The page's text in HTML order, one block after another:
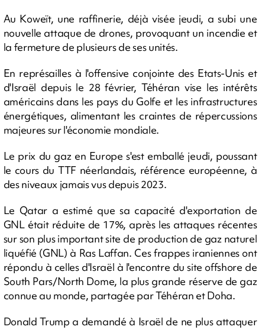
Au Koweït, une raffinerie, déjà visée jeudi, a subi une
nouvelle attaque de drones, provoquant un incendie et
la fermeture de plusieurs de ses unités.
En représailles à l'offensive conjointe des Etats-Unis et
d'Israël depuis le 28 février, Téhéran vise les intérêts
américains dans les pays du Golfe et les infrastructures
énergétiques, alimentant les craintes de répercussions
majeures sur l'économie mondiale.
Le prix du gaz en Europe s'est emballé jeudi, poussant
le cours du TTF néerlandais, référence européenne, à
des niveaux jamais vus depuis 2023.
Le Qatar a estimé que sa capacité d'exportation de
GNL était réduite de 17%, après les attaques récentes
sur son plus important site de production de gaz naturel
liquéfié (GNL) à Ras Laffan. Ces frappes iraniennes ont
répondu à celles d'Israël à l'encontre du site offshore de
South Pars/North Dome, la plus grande réserve de gaz
connue au monde, partagée par Téhéran et Doha.
Donald Trump a demandé à Israël de ne plus attaquer